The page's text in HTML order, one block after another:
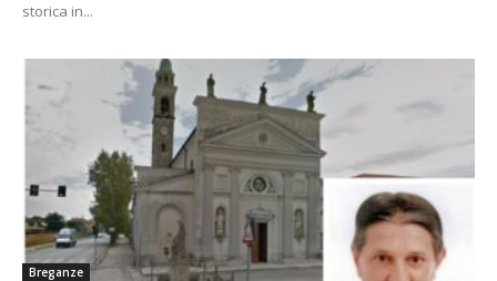
storica in...
Breganze